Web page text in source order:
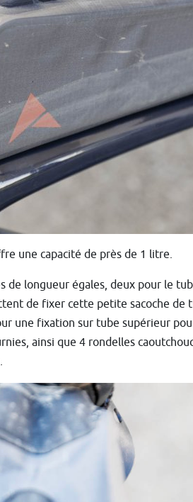
une capacité de près de 1 litre.
de longueur égales, deux pour le
de fixer cette petite sacoche de
une fixation sur tube supérieur
ainsi que 4 rondelles